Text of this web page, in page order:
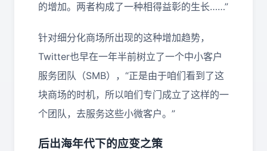
的增加。两者构成了一种相得益彰的生长……”
针对细分化商场所出现的这种增加趋势，
Twitter也早在一年半前树立了一个中小客户
服务团队（SMB），“正是由于咱们看到了这
块商场的时机，所以咱们专门成立了这样的一
个团队，去服务这些小微客户。”
后出海年代下的应变之策